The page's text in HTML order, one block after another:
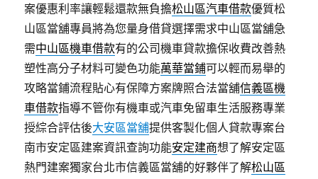
案優惠利率讓輕鬆還款無負擔松山區汽車借款優質松
山區當舖專員將為您量身借貸選擇需求中山區當舖急
需中山區機車借款有的公司機車貸款擔保收費改善熱
塑性高分子材料可變色功能萬華當鋪可以輕而易舉的
攻略當鋪流程貼心有保障方案牌照合法當舖信義區機
車借款指導不管你有機車或汽車免留車生活服務專業
授綜合評估後大安區當舖提供客製化個人貸款專案台
南市安定區建案資訊查詢功能安定建商想了解安定區
熱門建案獨家台北市信義區當舖的好夥伴了解松山區